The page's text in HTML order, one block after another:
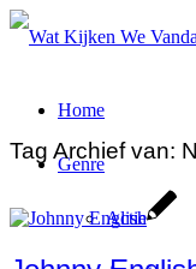
Home
Genre
Actie
Tag Archief van: